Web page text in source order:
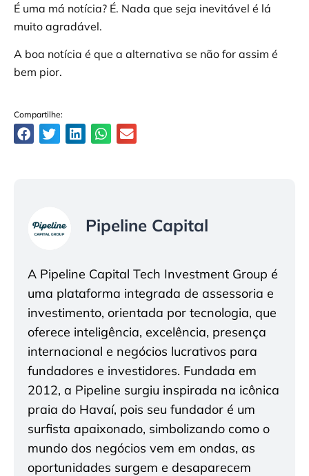
É uma má notícia? É. Nada que seja inevitável é lá
muito agradável.
A boa notícia é que a alternativa se não for assim é
bem pior.
Compartilhe:
Pipeline Capital
A Pipeline Capital Tech Investment Group é
uma plataforma integrada de assessoria e
investimento, orientada por tecnologia, que
oferece inteligência, excelência, presença
internacional e negócios lucrativos para
fundadores e investidores. Fundada em
2012, a Pipeline surgiu inspirada na icônica
praia do Havaí, pois seu fundador é um
surfista apaixonado, simbolizando como o
mundo dos negócios vem em ondas, as
oportunidades surgem e desaparecem